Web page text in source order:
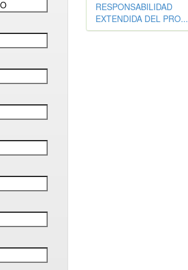
RESPONSABILIDAD
EXTENDIDA DEL PRO...